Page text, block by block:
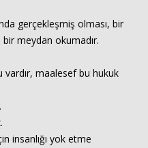
gerçekleşmiş olması, bir
meydan okumadır.
vardır, maalesef bu hukuk
insanlığı yok etme